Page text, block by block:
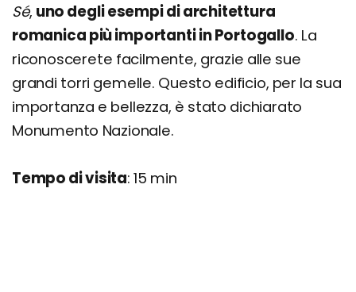
Sé, uno degli esempi di architettura
romanica più importanti in Portogallo. La
riconoscerete facilmente, grazie alle sue
grandi torri gemelle. Questo edificio, per la sua
importanza e bellezza, è stato dichiarato
Monumento Nazionale.
Tempo di visita: 15 min